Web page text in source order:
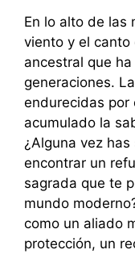
En lo alto de las
viento y el
ancestral que
generaciones.
endurecidas por
acumulado la
¿Alguna vez
encontrar un
sagrada que te
mundo
como un aliado
protección, un